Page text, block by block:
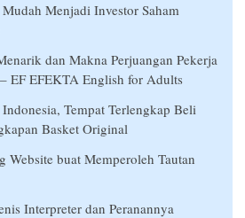
Menjadi Investor Saham
dan Makna Perjuangan Pekerja
EF EFEKTA English for Adults
Tempat Terlengkap Beli
Basket Original
Website buat Memperoleh Tautan
Interpreter dan Peranannya